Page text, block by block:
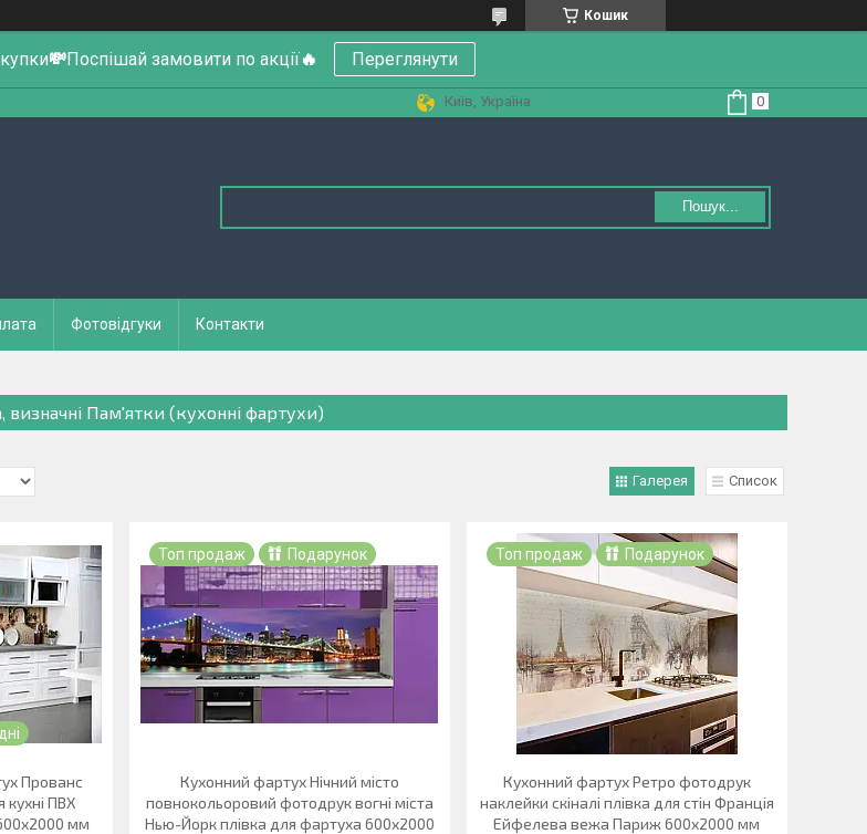
Кошик
💸Поспішай замовити по акції🔥 Переглянути
Київ, Україна
Пошук...
Фотовідгуки Контакти
визначні Пам'ятки (кухонні фартухи)
Галерея Список
Прованс
кухні ПВХ
мм
Топ продаж Подарунок
Кухонний фартух Нічний місто
повнокольоровий фотодрук вогні міста
Нью-Йорк плівка для фартуха 600х2000
Топ продаж Подарунок
Кухонний фартух Ретро фотодрук
наклейки скіналі плівка для стін Франція
Ейфелева вежа Париж 600х2000 мм